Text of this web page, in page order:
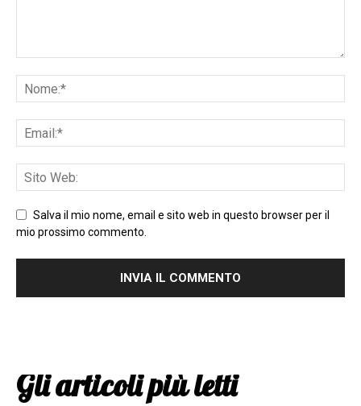
Salva il mio nome, email e sito web in questo browser per il
mio prossimo commento.
Gli articoli più letti